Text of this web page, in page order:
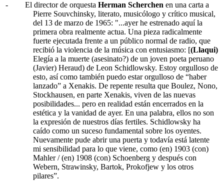
-
El director de orquesta Herman Scherchen en una carta a
Pierre Souvchinsky, literato, musicólogo y crítico musical,
del 13 de marzo de 1965: "...ayer he estrenado aquí la
primera obra realmente actua. Una pieza radicalmente
fuerte ejecutada frente a un público normal de radio, que
recibió la violencia de la música con entusiasmo: [(Llaqui)
Elegía a la muerte (asesinato?) de un joven poeta peruano
(Javier) Heraud) de Leon Schidlowsky. Estoy orgulloso de
esto, así como también puedo estar orgulloso de “haber
lanzado” a Xenakis. De repente resulta que Boulez, Nono,
Stockhausen, en parte Xenakis, viven de las nuevas
posibilidades... pero en realidad están encerrados en la
estética y la vanidad de ayer. En una palabra, ellos no son
la expresión de nuestros días fertiles. Schidlowsky ha
caído como un suceso fundamental sobre los oyentes.
Nuevamente pude abrir una puerta y todavía está latente
mi sensibilidad para lo que viene, como (en) 1903 (con)
Mahler / (en) 1908 (con) Schoenberg y después con
Webern, Strawinsky, Bartok, Prokofjew y los otros
pilares”.